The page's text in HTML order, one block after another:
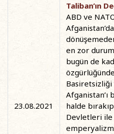
23.08.2021
Taliban’ın
ABD ve
en zor
bugün de
halde
Devletleri
emperyalizm